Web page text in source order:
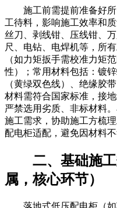
施工前需提前准备好
工待料，影响施工效率和
丝刀、剥线钳、压线钳、
尺、电钻、电焊机等，所
（如力矩扳手需校准力矩
性）；常用材料包括：镀
（黄绿双色线）、绝缘胶
材料需符合国家标准，接
严禁选用劣质、非标材料
施工需求，协助施工方梳
配电柜适配，避免因材料不
二、基础施
属，核心环节）
落地式低压配电柜（